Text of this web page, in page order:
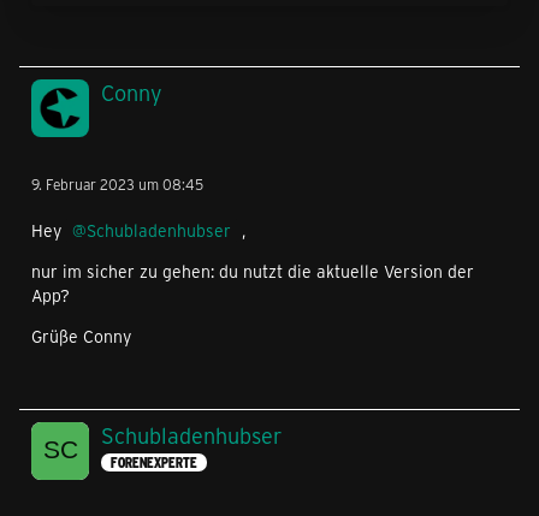
Conny
9. Februar 2023 um 08:45
Hey Schubladenhubser ,
nur im sicher zu gehen: du nutzt die aktuelle Version der
App?
Grüße Conny
Schubladenhubser
FORENEXPERTE